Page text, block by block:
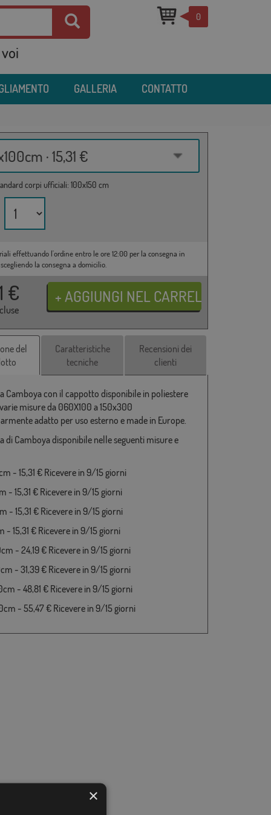
0
GALLERIA CONTATTO
· 15,31 €
corpi ufficiali: 100x150 cm
effettuando l'ordine entro le ore 12:00 per la consegna in
la consegna a domicilio.
€
del
Caratteristiche
tecniche
Recensioni dei
clienti
Camboya con il cappotto disponibile in poliestere
misure da 060X100 a 150x300
adatto per uso esterno e made in Europe.
di Camboya disponibile nelle seguenti misure e
- 15,31 € Ricevere in 9/15 giorni
- 15,31 € Ricevere in 9/15 giorni
- 15,31 € Ricevere in 9/15 giorni
- 15,31 € Ricevere in 9/15 giorni
- 24,19 € Ricevere in 9/15 giorni
- 31,39 € Ricevere in 9/15 giorni
- 48,81 € Ricevere in 9/15 giorni
- 55,47 € Ricevere in 9/15 giorni
×